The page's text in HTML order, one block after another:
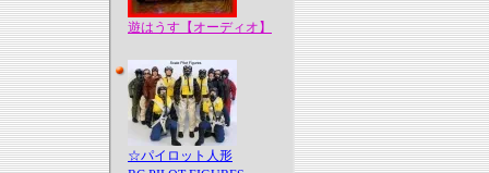
遊はうす【オーディオ】
☆パイロット人形